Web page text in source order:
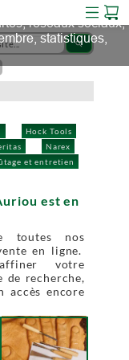
search
Hock Tools
Narex
et entretien
est en
toutes nos
en ligne.
votre
de recherche,
accès encore
des cookies pour
réseaux sociaux,
statistiques,